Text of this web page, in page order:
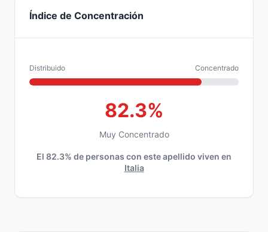
Índice de Concentración
Distribuido Concentrado
82.3%
Muy Concentrado
El 82.3% de personas con este apellido viven en
Italia